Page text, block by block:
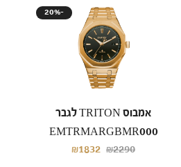
20%-
אמבוס TRITON לגבר
EMTRMARGBMR000
₪1832 ₪2290